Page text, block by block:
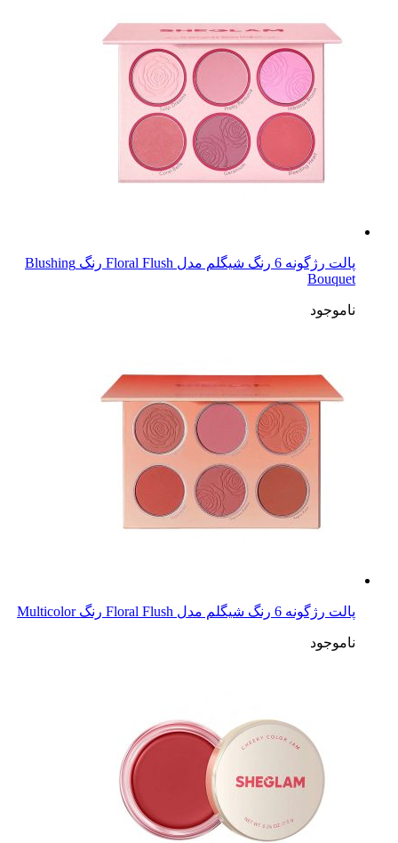
پالت رژگونه 6 رنگ شیگلم مدل Floral Flush رنگ Blushing
Bouquet
ناموجود
پالت رژگونه 6 رنگ شیگلم مدل Floral Flush رنگ Multicolor
ناموجود